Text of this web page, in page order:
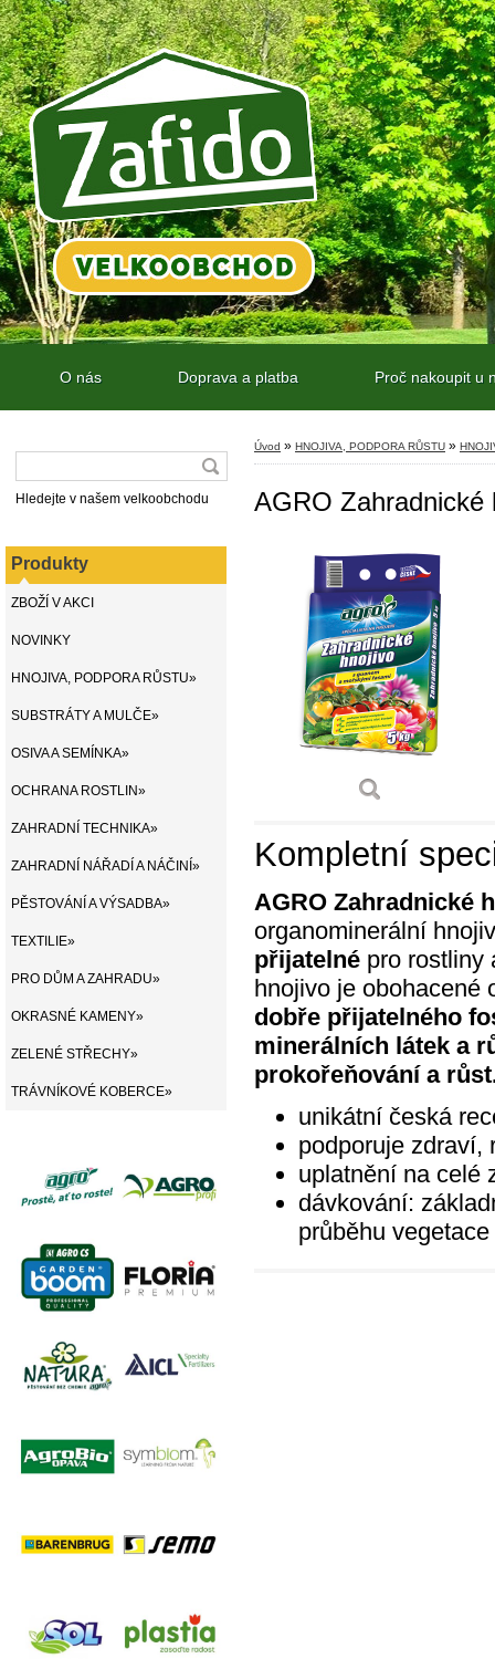
O nás Doprava a platba Proč nakoupit u
Hledejte v našem velkoobchodu
Produkty
ZBOŽÍ V AKCI
NOVINKY
HNOJIVA, PODPORA RŮSTU»
SUBSTRÁTY A MULČE»
OSIVA A SEMÍNKA»
OCHRANA ROSTLIN»
ZAHRADNÍ TECHNIKA»
ZAHRADNÍ NÁŘADÍ A NÁČINÍ»
PĚSTOVÁNÍ A VÝSADBA»
TEXTILIE»
PRO DŮM A ZAHRADU»
OKRASNÉ KAMENY»
ZELENÉ STŘECHY»
TRÁVNÍKOVÉ KOBERCE»
Úvod » HNOJIVA, PODPORA RŮSTU »
AGRO Zahradnické
Kompletní
AGRO Zahradnické
organominerální
přijatelné pro rostliny
hnojivo je obohacené
dobře přijatelného
minerálních látek a
prokořeňování a
unikátní česká
podporuje zdraví,
uplatnění na celé
dávkování:
průběhu